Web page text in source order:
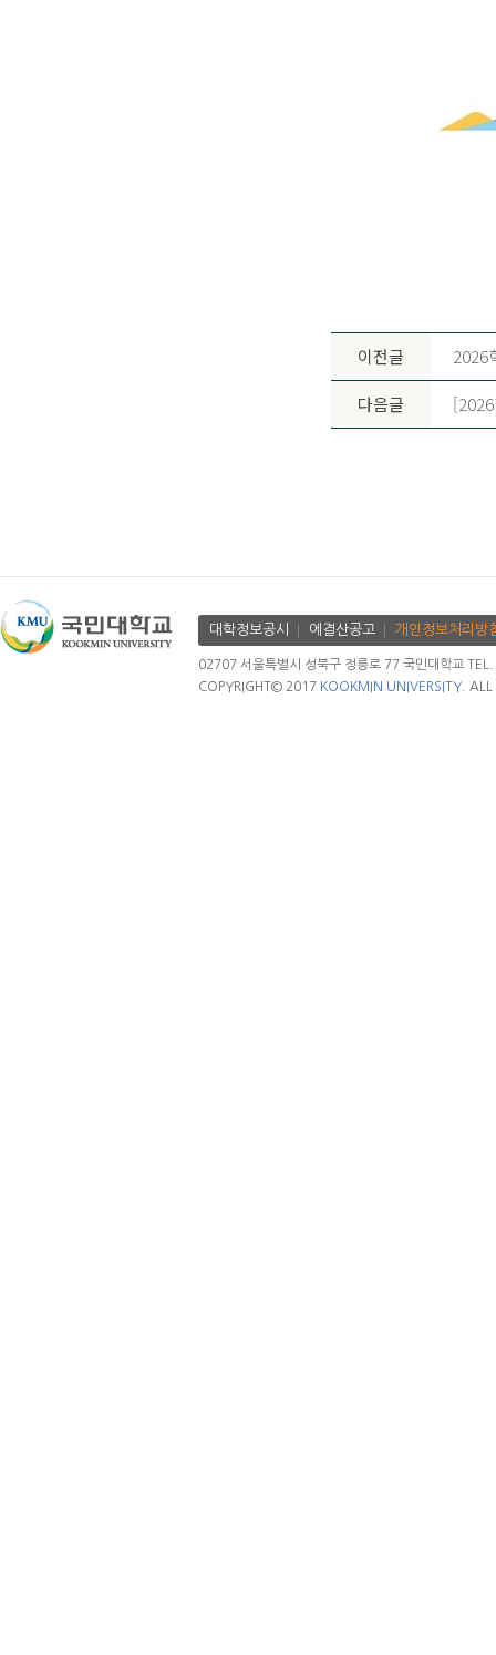
이전글 2026
다음글
대학정보공시 에결산공고 개인정보처리방
02707 서울특별시 성북구 정릉로 77 국민대학교
COPYRIGHT© 2017 KOOKMIN UNIVERSITY. ALL